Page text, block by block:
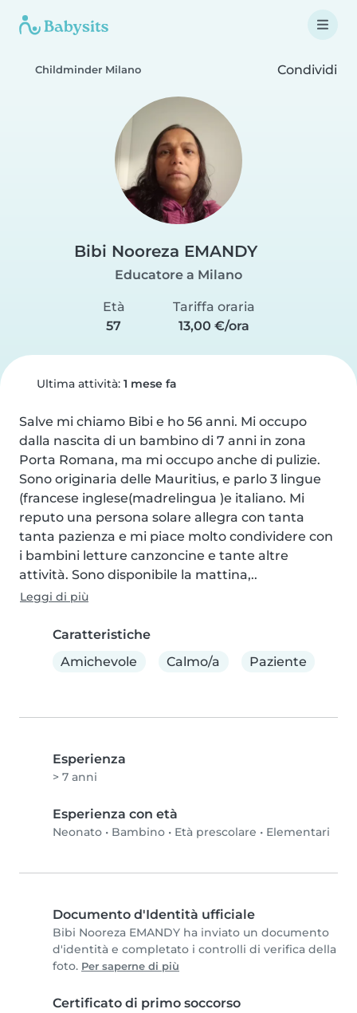
Childminder Milano Condividi
Bibi Nooreza EMANDY
Educatore a Milano
Età
57
Tariffa oraria
13,00 €/ora
Ultima attività: 1 mese fa
Salve mi chiamo Bibi e ho 56 anni. Mi occupo
dalla nascita di un bambino di 7 anni in zona
Porta Romana, ma mi occupo anche di pulizie.
Sono originaria delle Mauritius, e parlo 3 lingue
(francese inglese(madrelingua )e italiano. Mi
reputo una persona solare allegra con tanta
tanta pazienza e mi piace molto condividere con
i bambini letture canzoncine e tante altre
attività. Sono disponibile la mattina,..
Leggi di più
Caratteristiche
Amichevole
Calmo/a Paziente
Esperienza
> 7 anni
Esperienza con età
Neonato • Bambino • Età prescolare • Elementari
Documento d'Identità ufficiale
Bibi Nooreza EMANDY ha inviato un documento
d'identità e completato i controlli di verifica della
foto. Per saperne di più
Certificato di primo soccorso